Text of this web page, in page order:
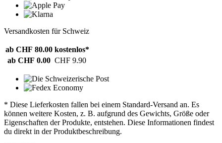
Versandkosten für Schweiz
ab CHF 80.00 kostenlos*
ab CHF 0.00 CHF 9.90
* Diese Lieferkosten fallen bei einem Standard-Versand an. Es
können weitere Kosten, z. B. aufgrund des Gewichts, Größe oder
Eigenschaften der Produkte, entstehen. Diese Informationen findest
du direkt in der Produktbeschreibung.